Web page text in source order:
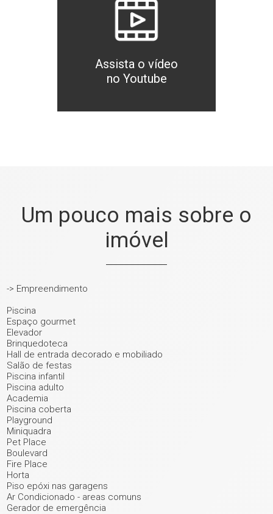
Assista o vídeo
no Youtube
Um pouco mais sobre o
imóvel
-> Empreendimento
Piscina
Espaço gourmet
Elevador
Brinquedoteca
Hall de entrada decorado e mobiliado
Salão de festas
Piscina infantil
Piscina adulto
Academia
Piscina coberta
Playground
Miniquadra
Pet Place
Boulevard
Fire Place
Horta
Piso epóxi nas garagens
Ar Condicionado - areas comuns
Gerador de emergência